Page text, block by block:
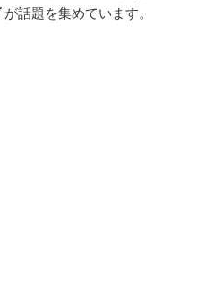
話題を集めています。